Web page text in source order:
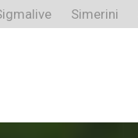
Simerini